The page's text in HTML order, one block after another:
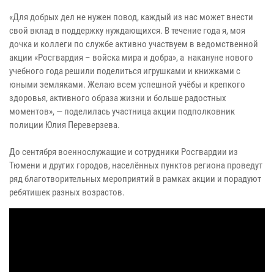
«Для добрых дел не нужен повод, каждый из нас может внести
свой вклад в поддержку нуждающихся. В течение года я, моя
дочка и коллеги по службе активно участвуем в ведомственной
акции «Росгвардия – войска мира и добра», а накануне нового
учебного года решили поделиться игрушками и книжками с
юными земляками. Желаю всем успешной учёбы и крепкого
здоровья, активного образа жизни и больше радостных
моментов», — поделилась участница акции подполковник
полиции Юлия Переверзева.
До сентября военнослужащие и сотрудники Росгвардии из
Тюмени и других городов, населённых пунктов региона проведут
ряд благотворительных мероприятий в рамках акции и порадуют
ребятишек разных возрастов.